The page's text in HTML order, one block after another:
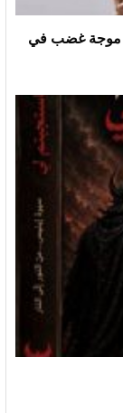
موجة غضب في